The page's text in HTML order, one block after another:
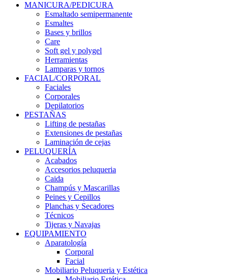
MANICURA/PEDICURA
Esmaltado semipermanente
Esmaltes
Bases y brillos
Care
Soft gel y polygel
Herramientas
Lamparas y tornos
FACIAL/CORPORAL
Faciales
Corporales
Depilatorios
PESTAÑAS
Lifting de pestañas
Extensiones de pestañas
Laminación de cejas
PELUQUERÍA
Acabados
Accesorios peluqueria
Caida
Champús y Mascarillas
Peines y Cepillos
Planchas y Secadores
Técnicos
Tijeras y Navajas
EQUIPAMIENTO
Aparatología
Corporal
Facial
Mobiliario Peluqueria y Estética